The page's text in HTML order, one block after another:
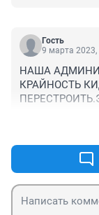
Гость
9 марта 2023,
НАША
КРАЙНОСТЬ